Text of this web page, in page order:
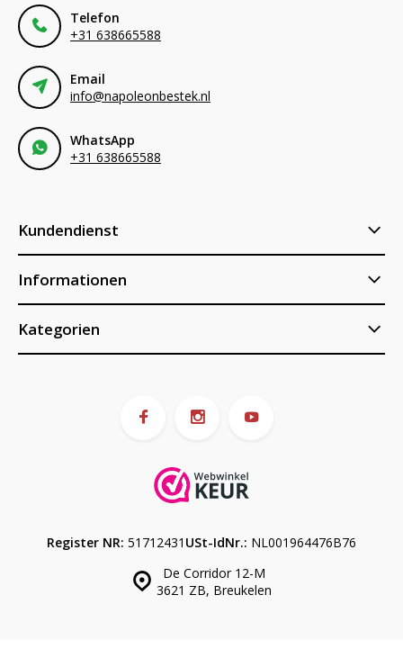
Telefon
+31 638665588
Email
info@napoleonbestek.nl
WhatsApp
+31 638665588
Kundendienst
Informationen
Kategorien
De Corridor 12-M
3621 ZB, Breukelen
Register NR: 51712431 USt-IdNr.: NL001964476B76